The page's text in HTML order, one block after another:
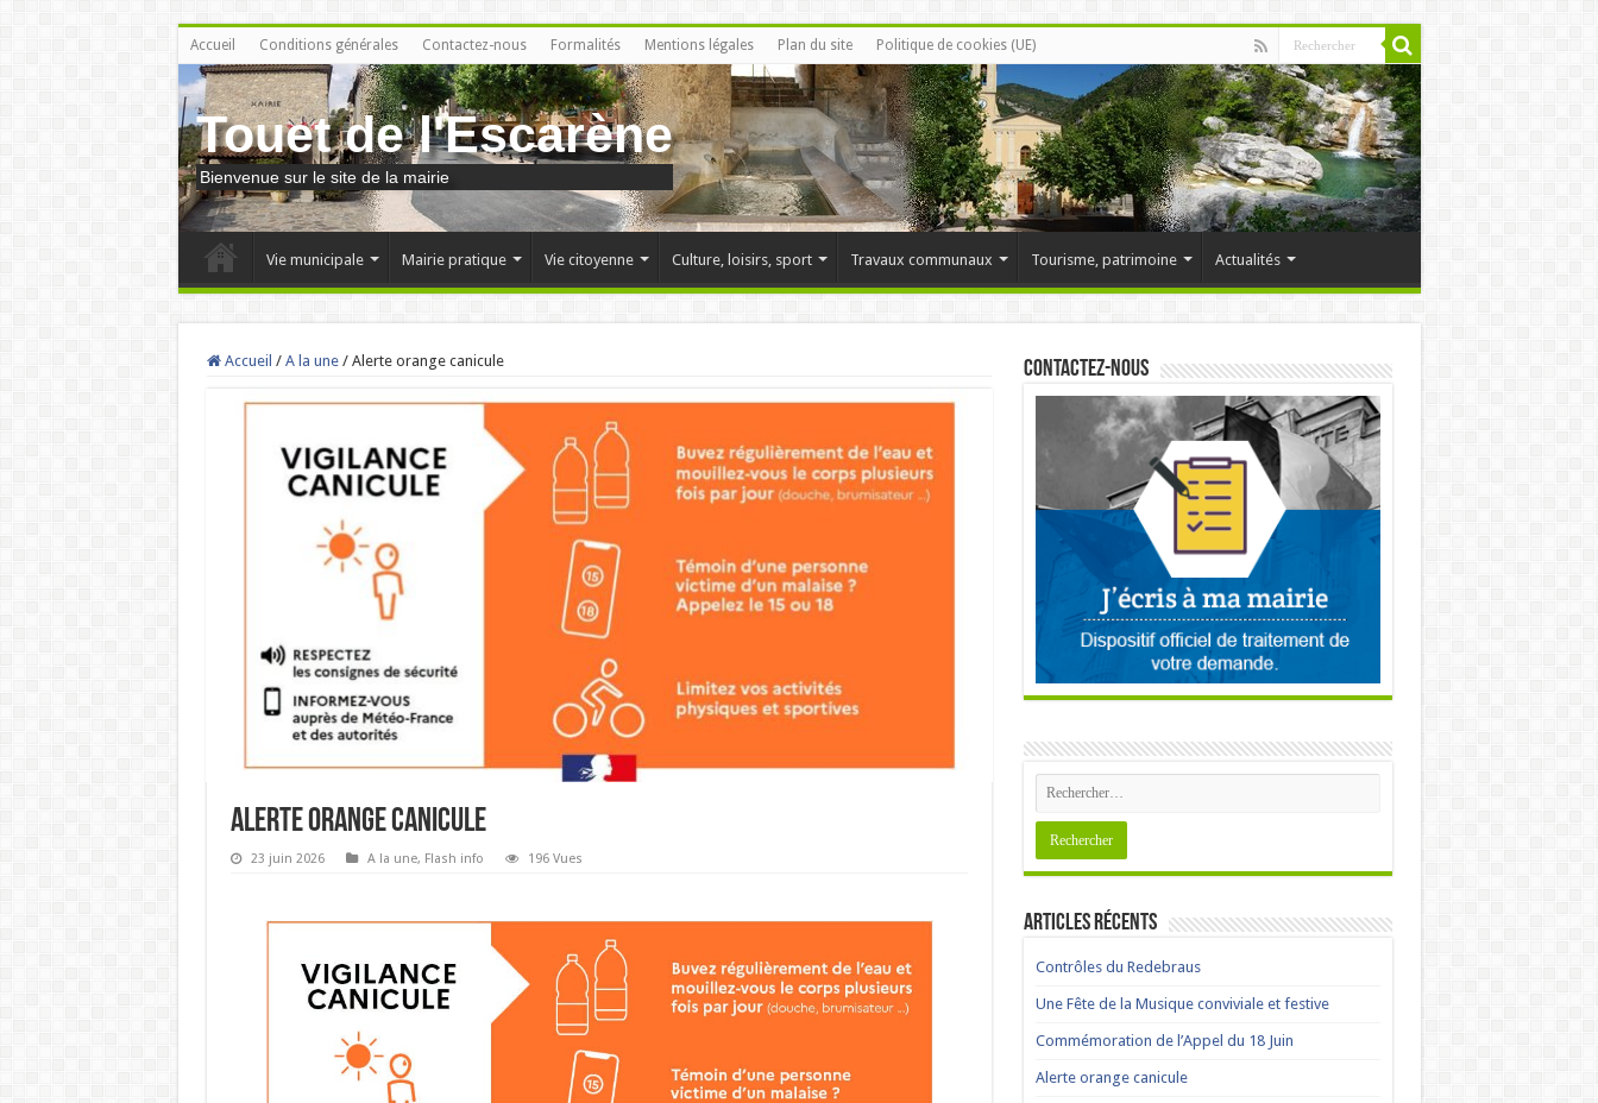
Accueil Conditions générales Contactez-nous Formalités Mentions légales Plan du site Politique de cookies (UE)
Touet de l'Escarène
Bienvenue sur le site de la mairie
Vie municipale Mairie pratique Vie citoyenne Culture, loisirs, sport Travaux communaux Tourisme, patrimoine Actualités
Accueil / A la une / Alerte orange canicule
Alerte orange canicule
23 juin 2026 A la une, Flash info 196 Vues
Contactez-nous
Articles récents
Contrôles du Redebraus
Une Fête de la Musique conviviale et festive
Commémoration de l’Appel du 18 Juin
Alerte orange canicule